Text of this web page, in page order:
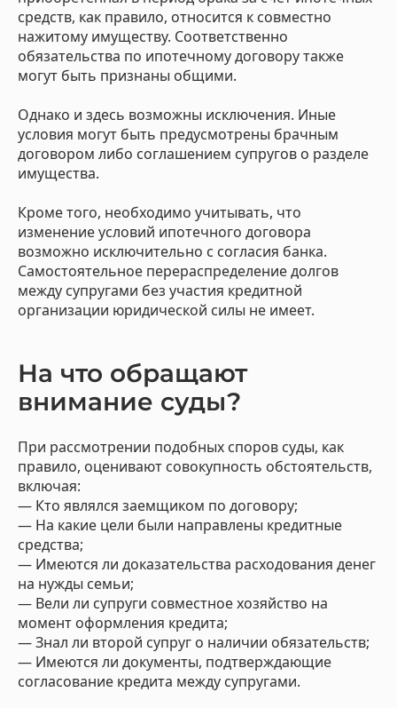
средств, как правило, относится к совместно
нажитому имуществу. Соответственно
обязательства по ипотечному договору также
могут быть признаны общими.
Однако и здесь возможны исключения. Иные
условия могут быть предусмотрены брачным
договором либо соглашением супругов о разделе
имущества.
Кроме того, необходимо учитывать, что
изменение условий ипотечного договора
возможно исключительно с согласия банка.
Самостоятельное перераспределение долгов
между супругами без участия кредитной
организации юридической силы не имеет.
На что обращают
внимание суды?
При рассмотрении подобных споров суды, как
правило, оценивают совокупность обстоятельств,
включая:
— Кто являлся заемщиком по договору;
— На какие цели были направлены кредитные
средства;
— Имеются ли доказательства расходования денег
на нужды семьи;
— Вели ли супруги совместное хозяйство на
момент оформления кредита;
— Знал ли второй супруг о наличии обязательств;
— Имеются ли документы, подтверждающие
согласование кредита между супругами.